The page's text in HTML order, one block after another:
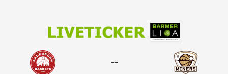
Paderborn Baskets ETB Miners
--